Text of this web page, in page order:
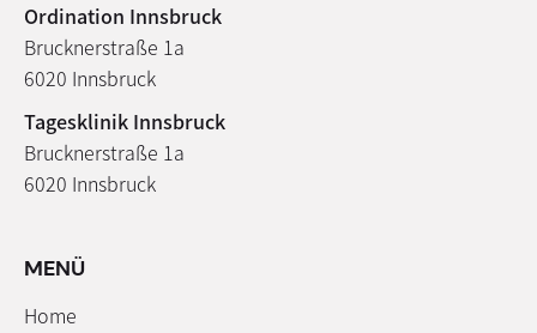
Ordination Innsbruck
Brucknerstraße 1a
6020 Innsbruck
Tagesklinik Innsbruck
Brucknerstraße 1a
6020 Innsbruck
MENÜ
Home